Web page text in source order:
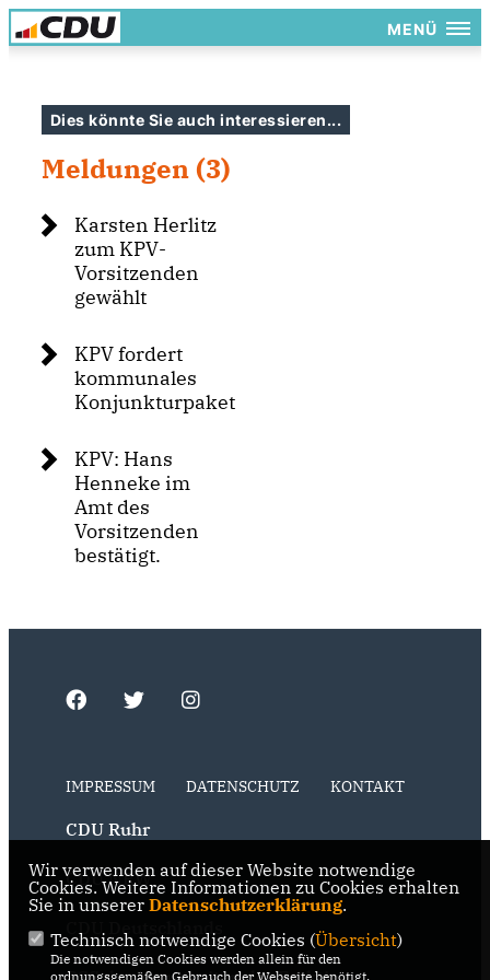
MENÜ
Dies könnte Sie auch interessieren...
Meldungen (3)
Karsten Herlitz
zum KPV-
Vorsitzenden
gewählt
KPV fordert
kommunales
Konjunkturpaket
KPV: Hans
Henneke im
Amt des
Vorsitzenden
bestätigt.
IMPRESSUM DATENSCHUTZ KONTAKT
CDU Ruhr
CDU NRW
CDU Deutschlands
Wir verwenden auf dieser Website notwendige
Cookies. Weitere Informationen zu Cookies erhalten
Sie in unserer Datenschutzerklärung.
Technisch notwendige Cookies (Übersicht)
Die notwendigen Cookies werden allein für den
ordnungsgemäßen Gebrauch der Webseite benötigt.